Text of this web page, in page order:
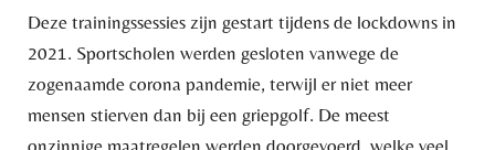
Deze trainingssessies zijn gestart tijdens de lockdowns in
2021. Sportscholen werden gesloten vanwege de
zogenaamde corona pandemie, terwijl er niet meer
mensen stierven dan bij een griepgolf. De meest